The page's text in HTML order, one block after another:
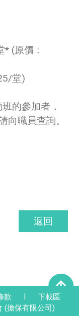
(原價﹕
堂)
的參加者，
向職員查詢。
返回
款 |
下載區
(擔保有限公司)